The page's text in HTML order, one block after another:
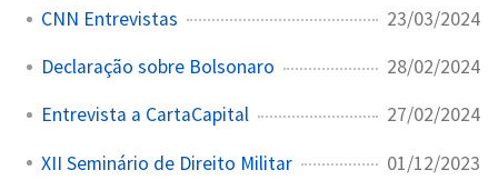
CNN Entrevistas 23/03/2024
Declaração sobre Bolsonaro 28/02/2024
Entrevista a CartaCapital 27/02/2024
XII Seminário de Direito Militar 01/12/2023